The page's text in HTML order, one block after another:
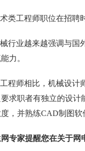
类工程师职位在招聘
行业越来越强调与国
力。
程师相比，机械设计
求职者有独立的设
，并熟练CAD制图软
专家提醒您在关于网